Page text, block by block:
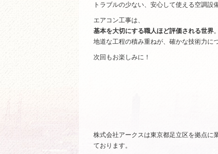
トラブルの少ない、安心して使える空調設
エアコン工事は、
基本を大切にする職人ほど評価される世界
地道な工程の積み重ねが、確かな技術力に
次回もお楽しみに！
株式会社アークスは東京都足立区を拠点に
ております。